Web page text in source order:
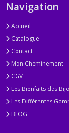
Navigation
Accueil
Catalogue
Contact
Mon Cheminement
CGV
Les Bienfaits des
Les Différentes
BLOG